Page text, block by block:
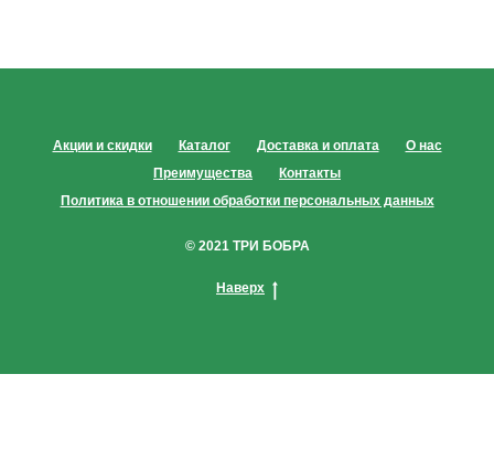
Акции и скидки Каталог Доставка и оплата
О нас
Преимущества
Контакты
Политика в отношении обработки персональных данных
© 2021 ТРИ БОБРА
Наверх